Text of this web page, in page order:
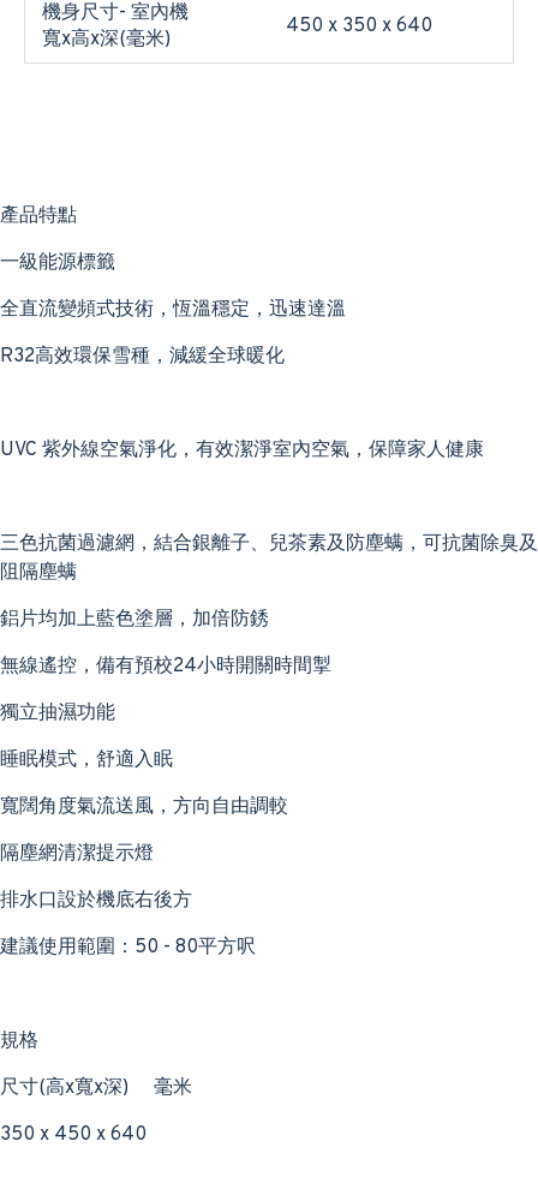
機身尺寸- 室內機
寬x高x深(毫米)
450 x 350 x 640
產品特點
一級能源標籤
全直流變頻式技術，恆溫穩定，迅速達溫
R32高效環保雪種，減緩全球暖化
UVC 紫外線空氣淨化，有效潔淨室內空氣，保障家人健康
三色抗菌過濾網，結合銀離子、兒茶素及防塵螨，可抗菌除臭及
阻隔塵螨
鋁片均加上藍色塗層，加倍防銹
無線遙控，備有預校24小時開關時間掣
獨立抽濕功能
睡眠模式，舒適入眠
寬闊角度氣流送風，方向自由調較
隔塵網清潔提示燈
排水口設於機底右後方
建議使用範圍：50 - 80平方呎
規格
尺寸(高x寬x深)
毫米
350 x 450 x 640